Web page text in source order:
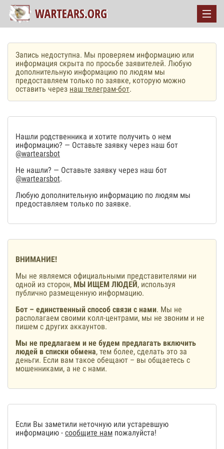
Запись недоступна. Мы проверяем информацию или
информация скрыта по просьбе заявителей. Любую
дополнительную информацию по людям мы
предоставляем только по заявке, которую можно
оставить через наш телеграм-бот.
Нашли родственника и хотите получить о нем
информацию? — Оставьте заявку через наш бот
@wartearsbot
Не нашли? — Оставьте заявку через наш бот
@wartearsbot.
Любую дополнительную информацию по людям мы
предоставляем только по заявке.
ВНИМАНИЕ!
Мы не являемся официальными представителями ни
одной из сторон, МЫ ИЩЕМ ЛЮДЕЙ, используя
публично размещенную информацию.
Бот – единственный способ связи с нами. Мы не
располагаем своими колл-центрами, мы не звоним и не
пишем с других аккаунтов.
Мы не предлагаем и не будем предлагать включить
людей в списки обмена, тем более, сделать это за
деньги. Если вам такое обещают – вы общаетесь с
мошенниками, а не с нами.
Если Вы заметили неточную или устаревшую
информацию - сообщите нам пожалуйста!